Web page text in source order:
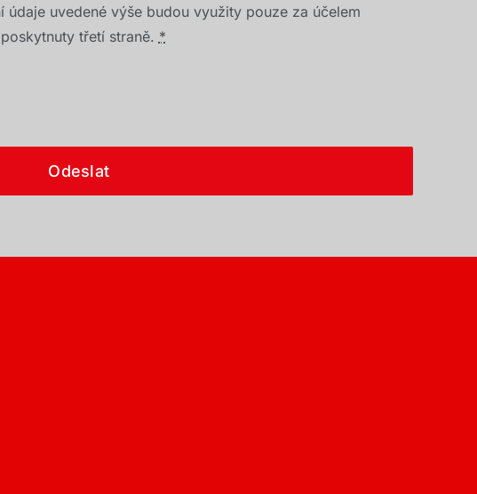
údaje uvedené výše budou využity pouze za účelem
třetí straně. *
Odeslat